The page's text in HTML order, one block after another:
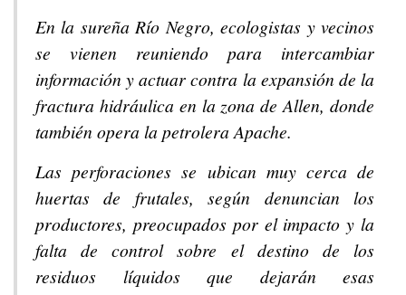
En la sureña Río Negro, ecologistas y vecinos
se vienen reuniendo para intercambiar
información y actuar contra la expansión de la
fractura hidráulica en la zona de Allen, donde
también opera la petrolera Apache.
Las perforaciones se ubican muy cerca de
huertas de frutales, según denuncian los
productores, preocupados por el impacto y la
falta de control sobre el destino de los
residuos líquidos que dejarán esas